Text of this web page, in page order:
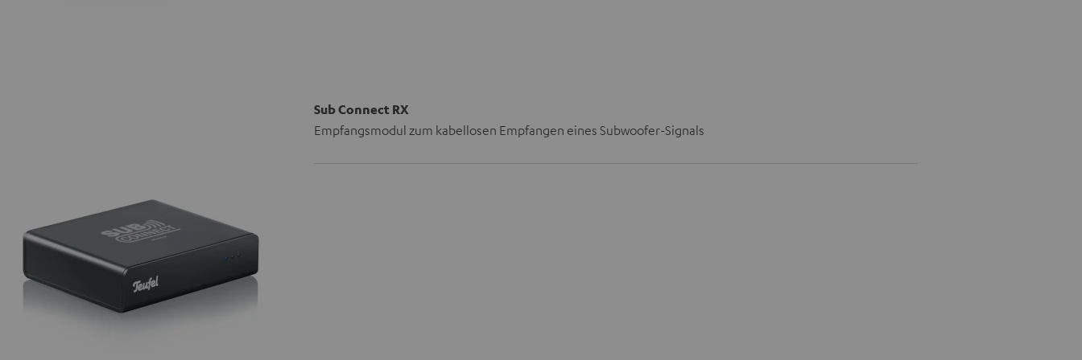
Sub Connect RX
Empfangsmodul zum kabellosen Empfangen eines Subwoofer-Signals